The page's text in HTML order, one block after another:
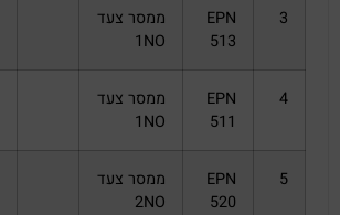
EPN
513
ממסר צעד
1NO
EPN
511
ממסר צעד
1NO
EPN
520
ממסר צעד
2NO